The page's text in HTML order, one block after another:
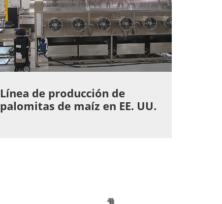
Línea de producción de
palomitas de maíz en EE. UU.